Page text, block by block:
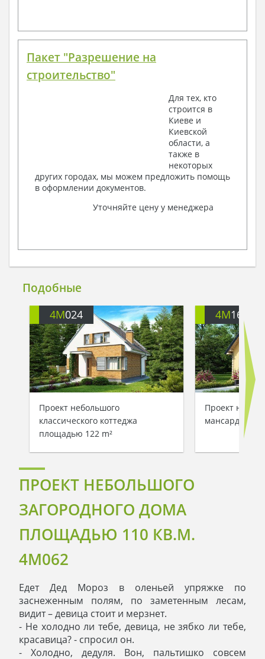
Пакет "Разрешение на
строительство"
Для тех, кто
строится в
Киеве и
Киевской
области, а
также в
некоторых
других городах, мы можем предложить помощь
в оформлении документов.
Уточняйте цену у менеджера
Подобные
4M024
Проект небольшого
классического коттеджа
площадью 122 m²
4M1616
Проект
мансардой
ПРОЕКТ НЕБОЛЬШОГО
ЗАГОРОДНОГО ДОМА
ПЛОЩАДЬЮ 110 КВ.М.
4M062
Едет Дед Мороз в оленьей упряжке по
заснеженным полям, по заметенным лесам,
видит – девица стоит и мерзнет.
- Не холодно ли тебе, девица, не зябко ли тебе,
красавица? - спросил он.
- Холодно, дедуля. Вон, пальтишко совсем